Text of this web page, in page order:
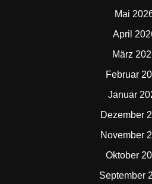
Mai
April
März
Februar
Januar
Dezember
November
Oktober
September